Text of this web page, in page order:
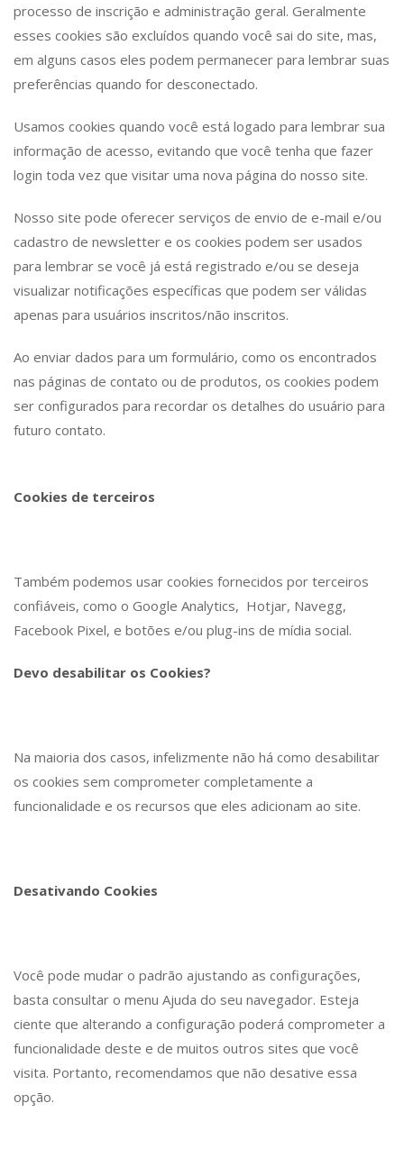
processo de inscrição e administração geral. Geralmente
esses cookies são excluídos quando você sai do site, mas,
em alguns casos eles podem permanecer para lembrar suas
preferências quando for desconectado.
Usamos cookies quando você está logado para lembrar sua
informação de acesso, evitando que você tenha que fazer
login toda vez que visitar uma nova página do nosso site.
Nosso site pode oferecer serviços de envio de e-mail e/ou
cadastro de newsletter e os cookies podem ser usados
para lembrar se você já está registrado e/ou se deseja
visualizar notificações específicas que podem ser válidas
apenas para usuários inscritos/não inscritos.
Ao enviar dados para um formulário, como os encontrados
nas páginas de contato ou de produtos, os cookies podem
ser configurados para recordar os detalhes do usuário para
futuro contato.
Cookies de terceiros
Também podemos usar cookies fornecidos por terceiros
confiáveis, como o Google Analytics, Hotjar, Navegg,
Facebook Pixel, e botões e/ou plug-ins de mídia social.
Devo desabilitar os Cookies?
Na maioria dos casos, infelizmente não há como desabilitar
os cookies sem comprometer completamente a
funcionalidade e os recursos que eles adicionam ao site.
Desativando Cookies
Você pode mudar o padrão ajustando as configurações,
basta consultar o menu Ajuda do seu navegador. Esteja
ciente que alterando a configuração poderá comprometer a
funcionalidade deste e de muitos outros sites que você
visita. Portanto, recomendamos que não desative essa
opção.